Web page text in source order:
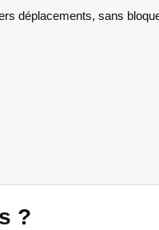
déplacements, sans
?